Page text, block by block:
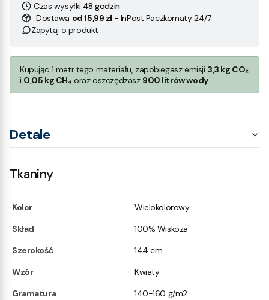
Czas wysyłki:48 godzin
Dostawa od 15,99 zł - InPost Paczkomaty 24/7
Zapytaj o produkt
Kupując 1 metr tego materiału, zapobiegasz emisji 3,3 kg CO₂
i 0,05 kg CH₄ oraz oszczędzasz 900 litrów wody.
Detale
Tkaniny
Kolor
Wielokolorowy
Skład
100% Wiskoza
Szerokość
144 cm
Wzór
Kwiaty
Gramatura
140-160 g/m2